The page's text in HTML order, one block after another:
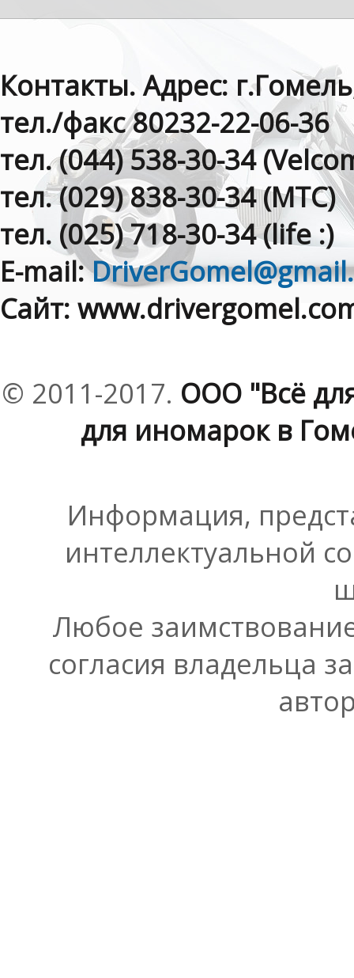
Контакты. Адрес:
тел./факс 80232-22-06-36
тел. (044) 538-30-34
тел. (029) 838-30-34 (МТС)
тел. (025) 718-30-34 (life :)
E-mail:
Сайт:
© 2011-2017. ООО "Всё
для иномарок в
Информация,
интеллектуальной
Любое
согласия владельца